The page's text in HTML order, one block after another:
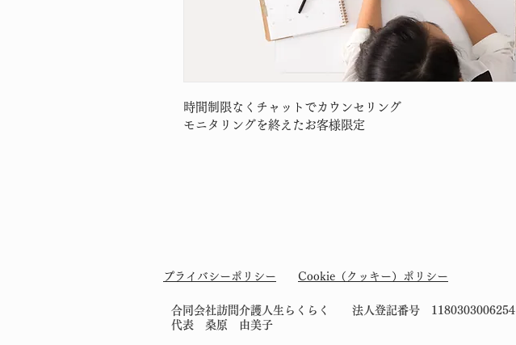
時間制限なくチャットでカウンセリング
モニタリングを終えたお客様限定
プライバシーポリシー Cookie（クッキー）ポリシー
​​合同会社訪問介護人生らくらく 法人登記番号 1180303006254
​代表 桑原 由美子